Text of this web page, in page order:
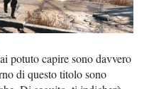
potuto capire sono davvero
di questo titolo sono